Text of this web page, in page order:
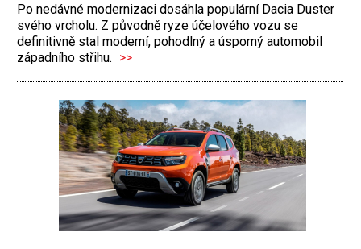
Po nedávné modernizaci dosáhla populární Dacia Duster
svého vrcholu. Z původně ryze účelového vozu se
definitivně stal moderní, pohodlný a úsporný automobil
západního střihu. >>